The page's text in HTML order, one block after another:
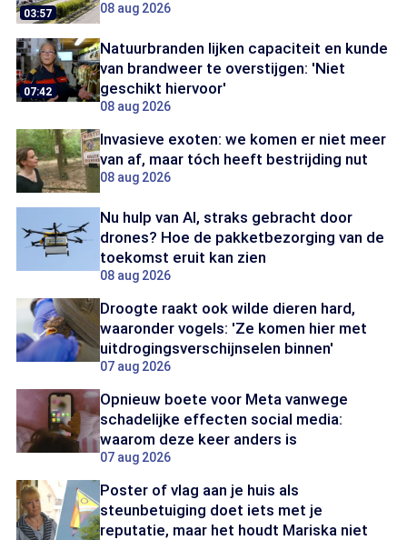
03:57 08 aug 2026
07:42
Natuurbranden lijken capaciteit en kunde
van brandweer te overstijgen: 'Niet
geschikt hiervoor'
08 aug 2026
Invasieve exoten: we komen er niet meer
van af, maar tóch heeft bestrijding nut
08 aug 2026
Nu hulp van AI, straks gebracht door
drones? Hoe de pakketbezorging van de
toekomst eruit kan zien
08 aug 2026
Droogte raakt ook wilde dieren hard,
waaronder vogels: 'Ze komen hier met
uitdrogingsverschijnselen binnen'
07 aug 2026
Opnieuw boete voor Meta vanwege
schadelijke effecten social media:
waarom deze keer anders is
07 aug 2026
Poster of vlag aan je huis als
steunbetuiging doet iets met je
reputatie, maar het houdt Mariska niet